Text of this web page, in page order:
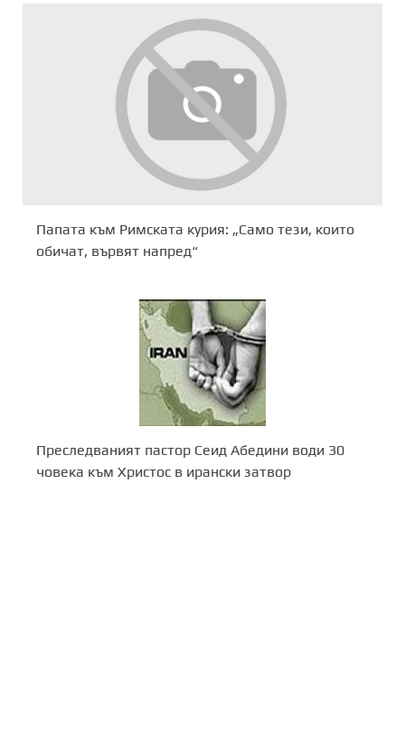
Папата към Римската курия: „Само тези, които
обичат, вървят напред“
Преследваният пастор Сеид Абедини води 30
човека към Христос в ирански затвор